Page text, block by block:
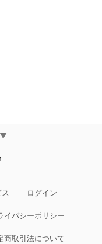
▼
ログイン
イバシーポリシー
商取引法について